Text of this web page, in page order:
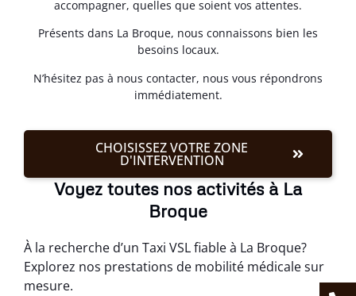
accompagner, quelles que soient vos attentes.
Présents dans La Broque, nous connaissons bien les
besoins locaux.
N’hésitez pas à nous contacter, nous vous répondrons
immédiatement.
CHOISISSEZ VOTRE ZONE
D'INTERVENTION
Voyez toutes nos activités à La
Broque
À la recherche d’un Taxi VSL fiable à La Broque?
Explorez nos prestations de mobilité médicale sur
mesure.